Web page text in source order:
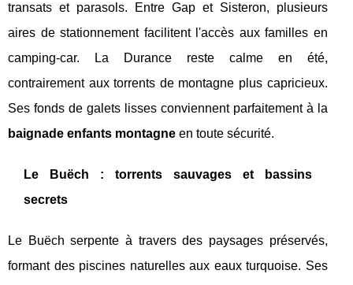
transats et parasols. Entre Gap et Sisteron, plusieurs
aires de stationnement facilitent l'accès aux familles en
camping-car. La Durance reste calme en été,
contrairement aux torrents de montagne plus capricieux.
Ses fonds de galets lisses conviennent parfaitement à la
baignade enfants montagne en toute sécurité.
Le Buëch : torrents sauvages et bassins
secrets
Le Buëch serpente à travers des paysages préservés,
formant des piscines naturelles aux eaux turquoise. Ses